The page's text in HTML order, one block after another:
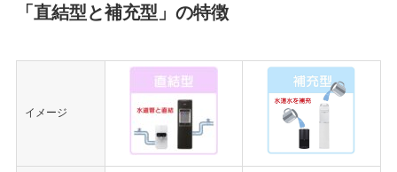
「直結型と補充型」の特徴
イメージ